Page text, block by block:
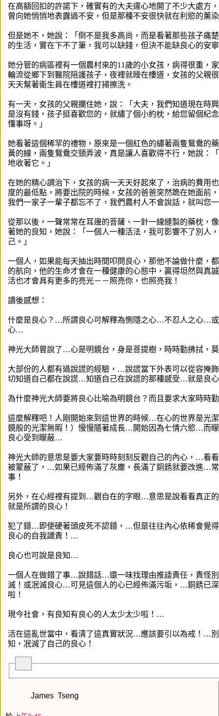
在高額回扣的許諾下，確實有的大夫違心地開了不少大處方
曾向她悄悄地表露過不安，但是那種不安很快就在利慾的薰
但是她不，她說：「倒不是我多高尚，而是看著那些孩子痛
的生活，實在下不了筆，我可以缺錢，但決不能缺良心的安
她分管的病區裡有一個農村來的11歲的小女孩，病得很重，
輪流從鄉下到醫院陪護孩子，夜裡就睡在樓道，女孩的父親
天天幫著衛生員在樓道裡打掃擦洗。
有一天，女孩的父親攔住她，說：「大夫，我們知道現在時
是沒有錢，孩子挺喜歡您的，就繡了個小約枕，給您留個紀
懂事呀。」
她看著這個稀罕的禮物，原來是一個紅色的繡著兩隻鴛鴦的
黃的線，兩隻鴛鴦交頸弄波，真是讓人喜歡得不行，她說：
地收著它。」
在她的精心調治下，女孩的病一天天好起來了，治病的費用
度的最低點，將要出院的時候，女孩的爸爸突然跪在她面前
我們一家子一輩子都忘不了，我們農村人不會說話，就叫您
從那以後，一聲常常在耳邊的菩薩、一針一線縫製的藥枕，
著她的良知，她說：「一個人一種活法，我可影響不了別人
己。」
一個人，如果能每天抽出時間叩問良心，那他不論做什麼，
的航向，他的生命才會在一種健康的心態中，贏得坦然與真
活也才會具有更多的亮光－－照亮你，也照亮我！
讀後感想：
什麼是良心？…所謂良心可解釋為惻隱之心…不忍人之心…
心…
神光大師曾說了…心是明鏡台，身是菩提樹，時時勤拂拭，
大部份的人都有過說謊的經驗，…說謊當下外表可以從容掩
切知道自己都在說謊…知道自己在說謊的那種感受…就是良
為什麼神光大師要將良心比喻為明鏡台？而且要求大家時時
這麼解釋吧！人剛開始來到這世界的時候…在心的世界是光
鏡般的光潔無暇！）慢慢隨著成長…開始因為七情六慾…而
良心受到矇蔽…
神光大師的意思是要大家要時時刻刻反觀自己的內心，…看
被蒙蔽了，…如果已經佈滿了灰塵，長滿了銅銹就要改進…
事！
另外，在心經裡有提到…觀自在的字眼…意思是說看看真正
就是所謂的良心！
犯了錯…即使硬著頭皮死不認錯，…但是往往內心依稀會覺
良心的自我譴責！…
良心也可說是良知…
一個人在做錯了事…說錯話…還一味找理由推諉責任，責怪
滅！或冺滅良心…可見這個人的心已經佈滿污垢，…銅銹已
啦！
現今社會，有良知有良心的人太少太少啦！…
活在這亂世當中，看清了這真實狀況…應該要引以為戒！…
知，冺滅了自己的良心！
James Tseng